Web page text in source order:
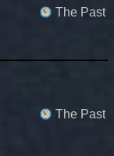
The Past
The Past